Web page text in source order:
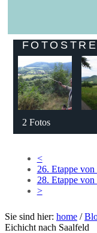
2 Fotos
<
26. Etappe
28. Etappe
>
Sie sind hier: home /
Eichicht nach Saalfeld